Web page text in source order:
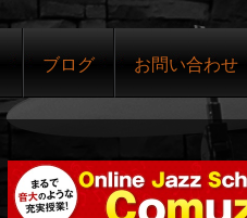
ブログ お問い合わせ